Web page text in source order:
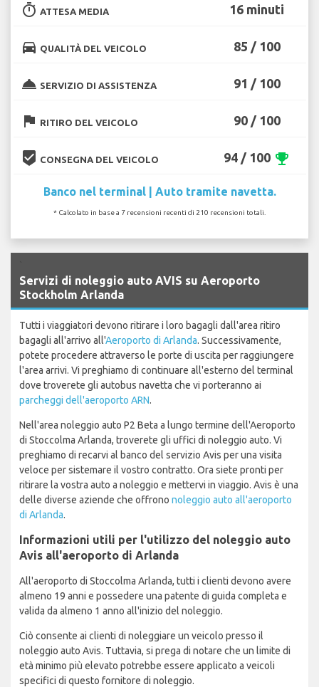
timer ATTESA MEDIA 16 minuti
directions_car QUALITÀ DEL VEICOLO 85 / 100
room_service SERVIZIO DI ASSISTENZA 91 / 100
flag RITIRO DEL VEICOLO 90 / 100
beenhere CONSEGNA DEL VEICOLO 94 / 100 emoji_events
Banco nel terminal | Auto tramite navetta.
* Calcolato in base a 7 recensioni recenti di 210 recensioni totali.
Servizi di noleggio auto AVIS su Aeroporto
Stockholm Arlanda
Tutti i viaggiatori devono ritirare i loro bagagli dall'area ritiro
bagagli all'arrivo all'Aeroporto di Arlanda. Successivamente,
potete procedere attraverso le porte di uscita per raggiungere
l'area arrivi. Vi preghiamo di continuare all'esterno del terminal
dove troverete gli autobus navetta che vi porteranno ai
parcheggi dell'aeroporto ARN.
Nell'area noleggio auto P2 Beta a lungo termine dell'Aeroporto
di Stoccolma Arlanda, troverete gli uffici di noleggio auto. Vi
preghiamo di recarvi al banco del servizio Avis per una visita
veloce per sistemare il vostro contratto. Ora siete pronti per
ritirare la vostra auto a noleggio e mettervi in viaggio. Avis è una
delle diverse aziende che offrono noleggio auto all'aeroporto
di Arlanda.
Informazioni utili per l'utilizzo del noleggio auto
Avis all'aeroporto di Arlanda
All'aeroporto di Stoccolma Arlanda, tutti i clienti devono avere
almeno 19 anni e possedere una patente di guida completa e
valida da almeno 1 anno all'inizio del noleggio.
Ciò consente ai clienti di noleggiare un veicolo presso il
noleggio auto Avis. Tuttavia, si prega di notare che un limite di
età minimo più elevato potrebbe essere applicato a veicoli
specifici di questo fornitore di noleggio.